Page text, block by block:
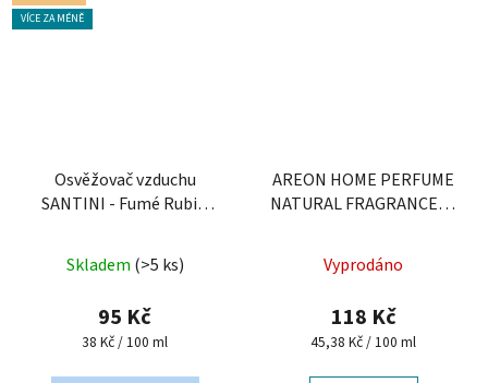
VÍCE ZA MÉNĚ
Osvěžovač vzduchu
SANTINI - Fumé Rubis,
hodnocení
produktu
je
Skladem (>5 ks)
95 Kč
Měrná
38 Kč / 100 ml
AREON HOME PERFUME
NATURAL FRAGRANCES -
Bergamot
Vyprodáno
118 Kč
Měrná
45,38 Kč / 100 ml